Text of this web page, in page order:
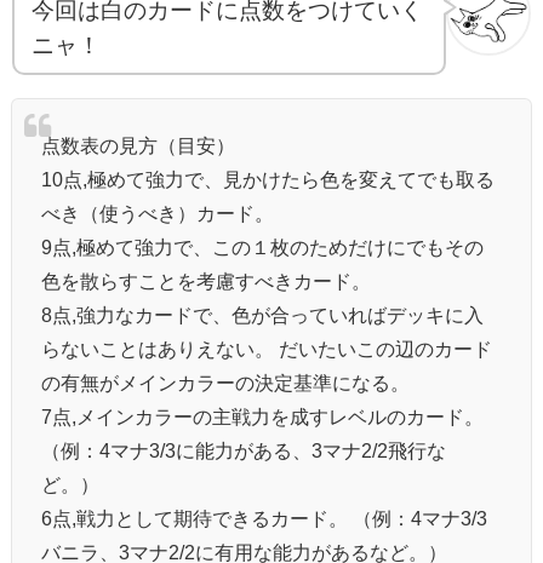
今回は白のカードに点数をつけていく
ニャ！
点数表の見方（目安）
10点,極めて強力で、見かけたら色を変えてでも取る
べき（使うべき）カード。
9点,極めて強力で、この１枚のためだけにでもその
色を散らすことを考慮すべきカード。
8点,強力なカードで、色が合っていればデッキに入
らないことはありえない。 だいたいこの辺のカード
の有無がメインカラーの決定基準になる。
7点,メインカラーの主戦力を成すレベルのカード。
（例：4マナ3/3に能力がある、3マナ2/2飛行な
ど。）
6点,戦力として期待できるカード。 （例：4マナ3/3
バニラ、3マナ2/2に有用な能力があるなど。）